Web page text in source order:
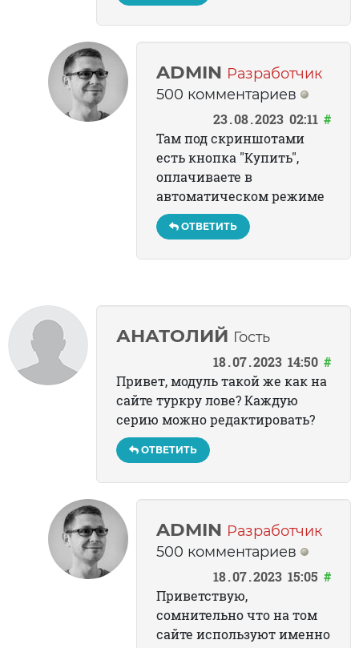
ADMIN Разработчик
500 комментариев
23 08 2023 02:11 #
Там под скриншотами
есть кнопка "Купить",
оплачиваете в
автоматическом режиме
ОТВЕТИТЬ
АНАТОЛИЙ Гость
18 07 2023 14:50 #
Привет, модуль такой же как на
сайте туркру лове? Каждую
серию можно редактировать?
ОТВЕТИТЬ
ADMIN Разработчик
500 комментариев
18 07 2023 15:05 #
Приветствую,
сомнительно что на том
сайте используют именно